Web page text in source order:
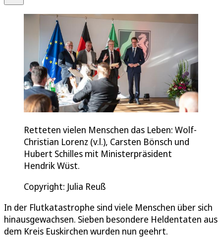
Retteten vielen Menschen das Leben: Wolf-
Christian Lorenz (v.l.), Carsten Bönsch und
Hubert Schilles mit Ministerpräsident
Hendrik Wüst.
Copyright: Julia Reuß
In der Flutkatastrophe sind viele Menschen über sich
hinausgewachsen. Sieben besondere Heldentaten aus
dem Kreis Euskirchen wurden nun geehrt.